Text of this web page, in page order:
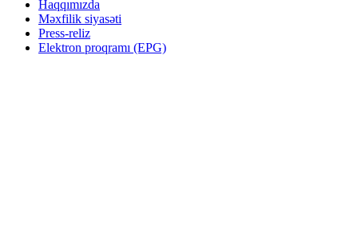
Haqqımızda
Məxfilik siyasəti
Press-reliz
Elektron proqramı (EPG)